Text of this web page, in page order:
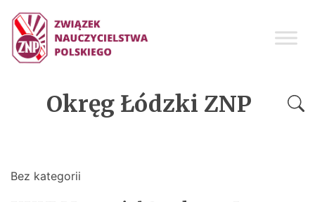
Okręg Łódzki ZNP
Bez kategorii